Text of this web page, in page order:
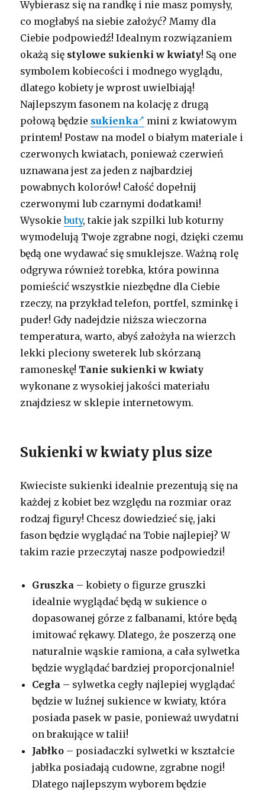
Wybierasz się na randkę i nie masz pomysły,
co mogłabyś na siebie założyć? Mamy dla
Ciebie podpowiedź! Idealnym rozwiązaniem
okażą się stylowe sukienki w kwiaty! Są one
symbolem kobiecości i modnego wyglądu,
dlatego kobiety je wprost uwielbiają!
Najlepszym fasonem na kolację z drugą
połową będzie sukienka
mini z kwiatowym
printem! Postaw na model o białym materiale i
czerwonych kwiatach, ponieważ czerwień
uznawana jest za jeden z najbardziej
powabnych kolorów! Całość dopełnij
czerwonymi lub czarnymi dodatkami!
Wysokiebuty, takie jak szpilki lub koturny
wymodelują Twoje zgrabne nogi, dzięki czemu
będą one wydawać się smuklejsze. Ważną rolę
odgrywa również torebka, która powinna
pomieścić wszystkie niezbędne dla Ciebie
rzeczy, na przykład telefon, portfel, szminkę i
puder! Gdy nadejdzie niższa wieczorna
temperatura, warto, abyś założyła na wierzch
lekki pleciony sweterek lub skórzaną
ramoneskę! Tanie sukienki w kwiaty
wykonane z wysokiej jakości materiału
znajdziesz w sklepie internetowym.
Sukienki w kwiaty plus size
Kwieciste sukienki idealnie prezentują się na
każdej z kobiet bez względu na rozmiar oraz
rodzaj figury! Chcesz dowiedzieć się, jaki
fason będzie wyglądać na Tobie najlepiej? W
takim razie przeczytaj nasze podpowiedzi!
Gruszka – kobiety o figurze gruszki
idealnie wyglądać będą w sukience o
dopasowanej górze z falbanami, które będą
imitować rękawy. Dlatego, że poszerzą one
naturalnie wąskie ramiona, a cała sylwetka
będzie wyglądać bardziej proporcjonalnie!
Cegła – sylwetka cegły najlepiej wyglądać
będzie w luźnej sukience w kwiaty, która
posiada pasek w pasie, ponieważ uwydatni
on brakujące w talii!
Jabłko – posiadaczki sylwetki w kształcie
jabłka posiadają cudowne, zgrabne nogi!
Dlatego najlepszym wyborem będzie